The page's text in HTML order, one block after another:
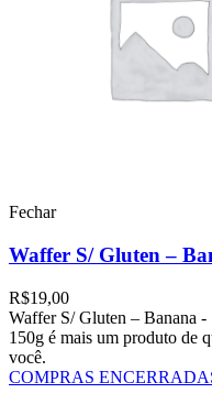
Fechar
Waffer S/ Gluten –
R$19,00
Waffer S/ Gluten – Banana
150g é mais um produto de
você.
COMPRAS